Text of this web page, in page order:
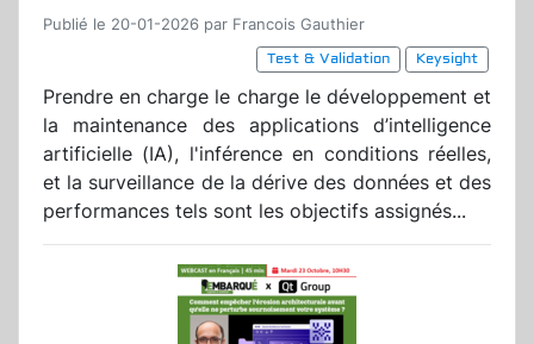
Publié le 20-01-2026 par Francois Gauthier
Test & Validation
Keysight
Prendre en charge le charge le développement et
la maintenance des applications d’intelligence
artificielle (IA), l'inférence en conditions réelles,
et la surveillance de la dérive des données et des
performances tels sont les objectifs assignés...